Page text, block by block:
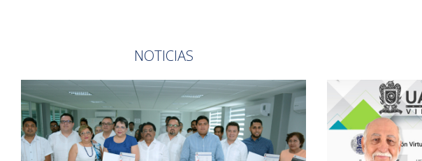
NOTICIAS